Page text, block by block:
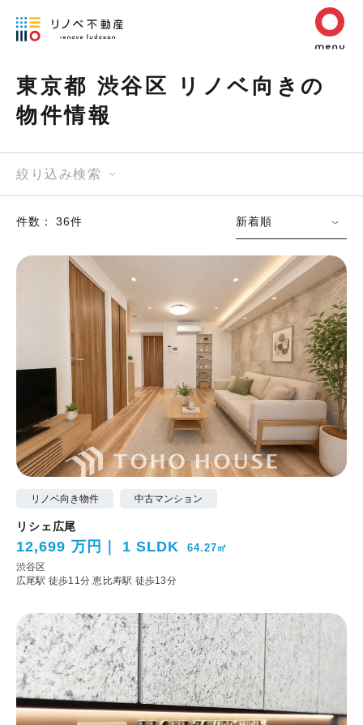
東京都 渋谷区 リノベ向きの
物件情報
絞り込み検索
件数： 36件 新着順
リノベ向き物件 中古マンション
リシェ広尾
12,699 万円 1 SLDK 64.27㎡
渋谷区
広尾駅 徒歩11分恵比寿駅 徒歩13分